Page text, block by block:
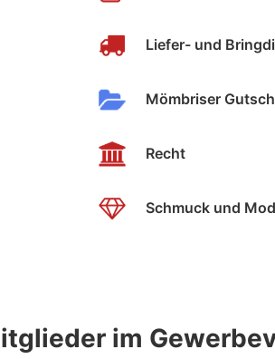
Liefer- und
Mömbriser
Recht
Schmuck und
im